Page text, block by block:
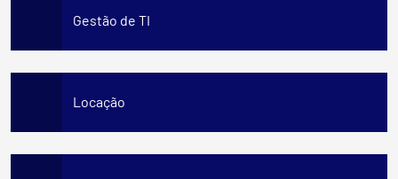
Gestão de TI
Locação